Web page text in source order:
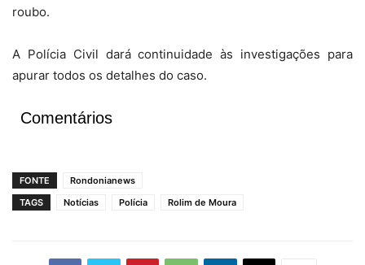
roubo.
A Polícia Civil dará continuidade às investigações para
apurar todos os detalhes do caso.
Comentários
FONTE
Rondonianews
TAGS
Notícias Polícia Rolim de Moura